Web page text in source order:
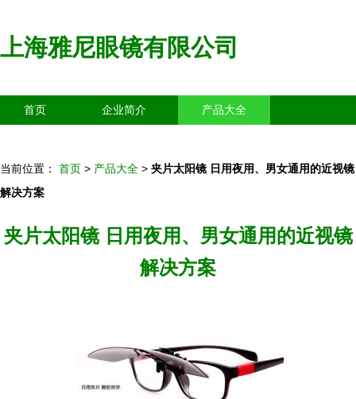
上海雅尼眼镜有限公司
首页 企业简介 产品大全
当前位置： 首页 > 产品大全 > 夹片太阳镜 日用夜用、男女通用的近视镜
解决方案
夹片太阳镜 日用夜用、男女通用的近视镜
解决方案